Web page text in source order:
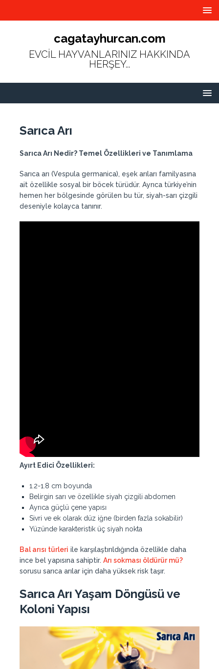
cagatayhurcan.com
EVCİL HAYVANLARINIZ HAKKINDA
HERŞEY...
Sarıca Arı
Sarıca Arı Nedir? Temel Özellikleri ve Tanımlama
Sarıca arı (Vespula germanica), eşek arıları familyasına
ait özellikle sosyal bir böcek türüdür. Ayrıca türkiye’nin
hemen her bölgesinde görülen bu tür, siyah-sarı çizgili
deseniyle kolayca tanınır.
Ayırt Edici Özellikleri:
1.2-1.8 cm boyunda
Belirgin sarı ve özellikle siyah çizgili abdomen
Ayrıca güçlü çene yapısı
Sivri ve ek olarak düz iğne (birden fazla sokabilir)
Yüzünde karakteristik üç siyah nokta
Bal arısı türleri ile karşılaştırıldığında özellikle daha
ince bel yapısına sahiptir. Arı sokması öldürür mü?
sorusu sarıca arılar için daha yüksek risk taşır.
Sarıca Arı Yaşam Döngüsü ve
Koloni Yapısı